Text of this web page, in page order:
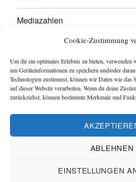
Cookie-Zustimmung
Um dir ein optimales Erlebnis zu bieten, verwenden
um Geräteinformationen zu speichern und/oder
Technologien zustimmst, können wir Daten wie das
auf dieser Website verarbeiten. Wenn du deine
zurückziehst, können bestimmte Merkmale und
ABLEHNEN
EINSTELLUNGEN
Mediazahlen
Werben Sie hier!
Kontakt
Impressum
Cookie-Richtlinie (EU)
-Geldsparwerk